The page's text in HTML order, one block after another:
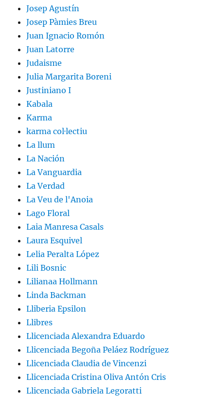
Josep Agustín
Josep Pàmies Breu
Juan Ignacio Romón
Juan Latorre
Judaisme
Julia Margarita Boreni
Justiniano I
Kabala
Karma
karma col·lectiu
La llum
La Nación
La Vanguardia
La Verdad
La Veu de l'Anoia
Lago Floral
Laia Manresa Casals
Laura Esquivel
Lelia Peralta López
Lili Bosnic
Lilianaa Hollmann
Linda Backman
Lliberia Epsilon
Llibres
Llicenciada Alexandra Eduardo
Llicenciada Begoña Peláez Rodríguez
Llicenciada Claudia de Vincenzi
Llicenciada Cristina Oliva Antón Cris
Llicenciada Gabriela Legoratti